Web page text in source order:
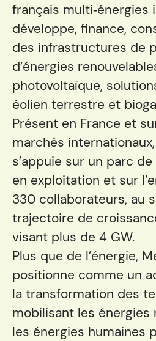
français multi‑énergies
développe, finance,
des infrastructures de
d’énergies
photovoltaïque,
éolien terrestre et
Présent en France et
marchés
s’appuie sur un parc
en exploitation et sur
330 collaborateurs, au
trajectoire de
visant plus de 4 GW.
Plus que de l’énergie,
positionne comme un
la transformation des
mobilisant les énergies
les énergies humaines